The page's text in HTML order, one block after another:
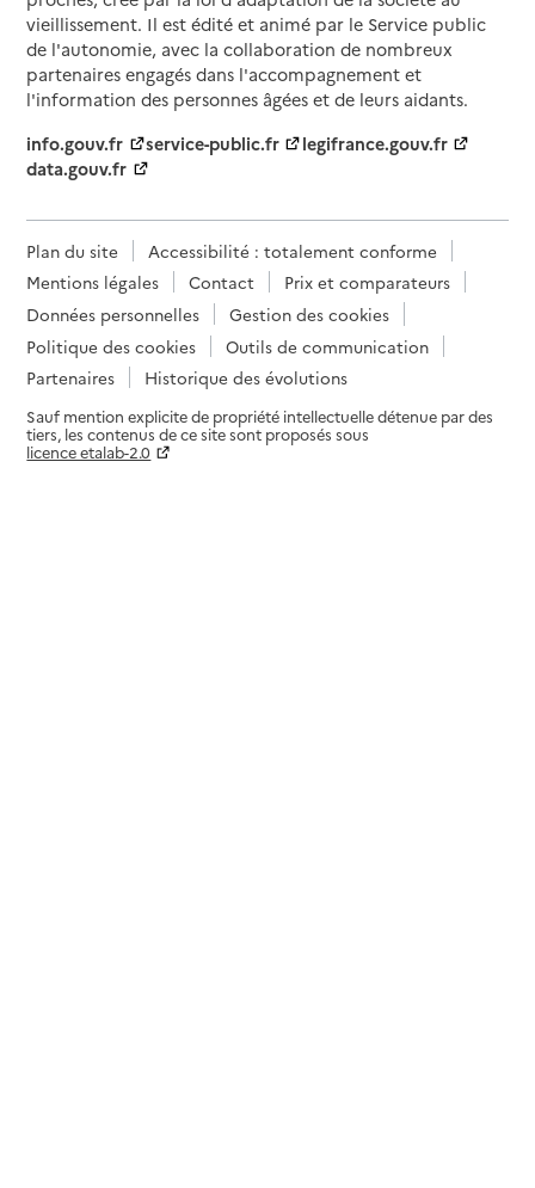
vieillissement. Il est édité et animé par le Service public
de l'autonomie, avec la collaboration de nombreux
partenaires engagés dans l'accompagnement et
l'information des personnes âgées et de leurs aidants.
info.gouv.fr
service-public.fr
legifrance.gouv.fr
data.gouv.fr
Plan du site
Accessibilité : totalement conforme
Mentions légales
Contact
Prix et comparateurs
Données personnelles
Gestion des cookies
Politique des cookies
Outils de communication
Partenaires
Historique des évolutions
Sauf mention explicite de propriété intellectuelle détenue par des
tiers, les contenus de ce site sont proposés sous
licence etalab-2.0